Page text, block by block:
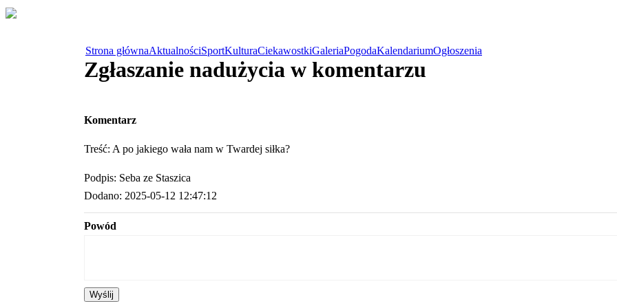
Strona głównaAktualnościSportKulturaCiekawostkiGaleriaPogodaKalendariumOgłoszenia
Zgłaszanie nadużycia w komentarzu
Komentarz
Treść: A po jakiego wała nam w Twardej siłka?
Podpis: Seba ze Staszica
Dodano: 2025-05-12 12:47:12
Powód
Wyślij